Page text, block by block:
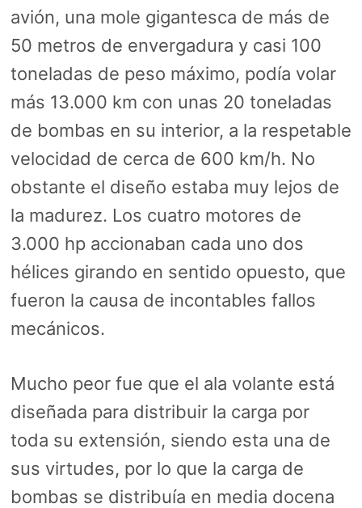
avión, una mole gigantesca de más de
50 metros de envergadura y casi 100
toneladas de peso máximo, podía volar
más 13.000 km con unas 20 toneladas
de bombas en su interior, a la respetable
velocidad de cerca de 600 km/h. No
obstante el diseño estaba muy lejos de
la madurez. Los cuatro motores de
3.000 hp accionaban cada uno dos
hélices girando en sentido opuesto, que
fueron la causa de incontables fallos
mecánicos.
Mucho peor fue que el ala volante está
diseñada para distribuir la carga por
toda su extensión, siendo esta una de
sus virtudes, por lo que la carga de
bombas se distribuía en media docena